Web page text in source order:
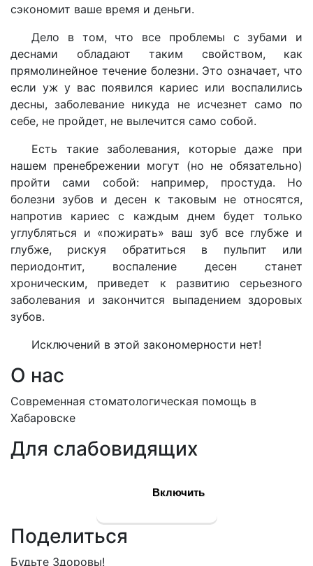
сэкономит ваше время и деньги.
Дело в том, что все проблемы с зубами и
деснами обладают таким свойством, как
прямолинейное течение болезни. Это означает, что
если уж у вас появился кариес или воспалились
десны, заболевание никуда не исчезнет само по
себе, не пройдет, не вылечится само собой.
Есть такие заболевания, которые даже при
нашем пренебрежении могут (но не обязательно)
пройти сами собой: например, простуда. Но
болезни зубов и десен к таковым не относятся,
напротив кариес с каждым днем будет только
углубляться и «пожирать» ваш зуб все глубже и
глубже, рискуя обратиться в пульпит или
периодонтит, воспаление десен станет
хроническим, приведет к развитию серьезного
заболевания и закончится выпадением здоровых
зубов.
Исключений в этой закономерности нет!
О нас
Современная стоматологическая помощь в
Хабаровске
Для слабовидящих
Включить
Поделиться
Будьте Здоровы!